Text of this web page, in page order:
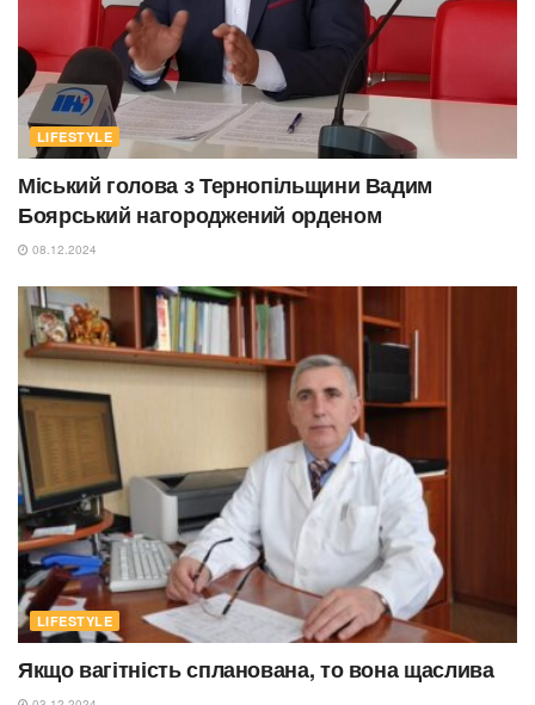
LIFESTYLE
Міський голова з Тернопільщини Вадим
Боярський нагороджений орденом
08.12.2024
LIFESTYLE
Якщо вагітність спланована, то вона щаслива